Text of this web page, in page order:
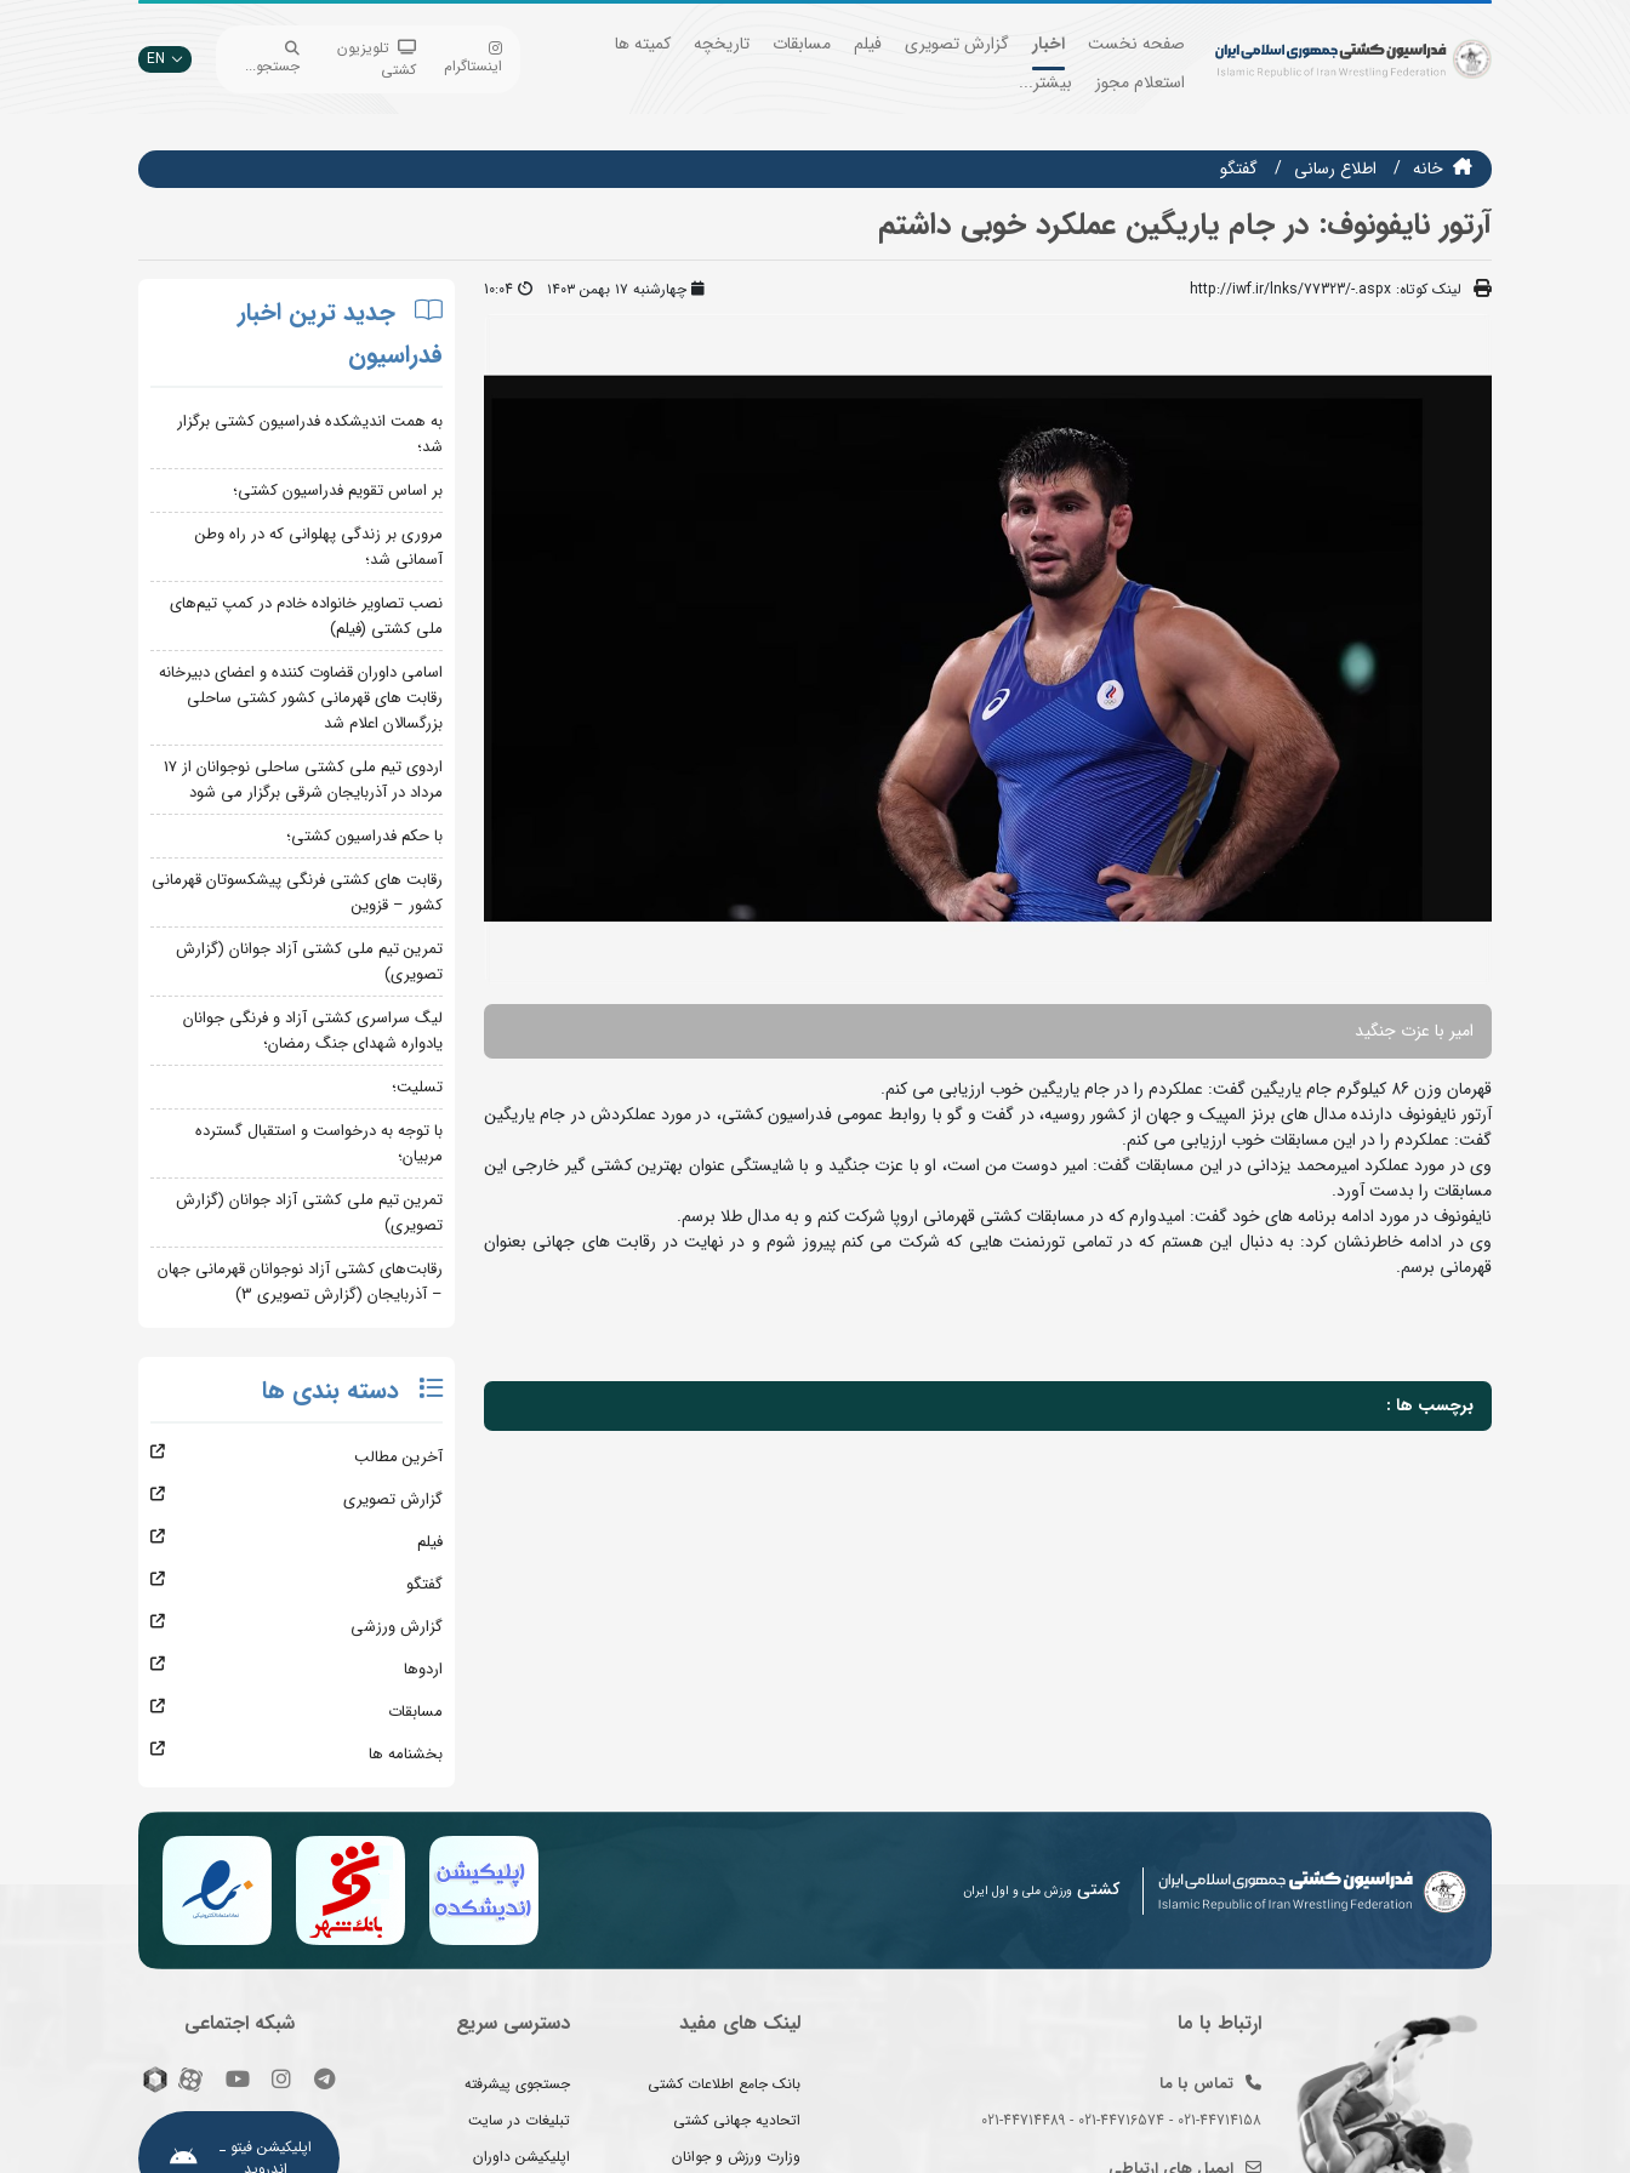
صفحه نخست اخبار گزارش تصویری فیلم مسابقات تاریخچه
کمیته ها
استعلام مجوز
بیشتر...
اینستاگرام
تلویزیون
کشتی
جستجو... EN
خانه اطلاع رسانی گفتگو
آرتور نایفونوف: در جام یاریگین عملکرد خوبی داشتم
لینک کوتاه: http://iwf.ir/lnks/77323/-.aspx چهارشنبه ۱۷ بهمن ۱۴۰۳ 10:04
امیر با عزت جنگید
قهرمان وزن 86 کیلوگرم جام یاریگین گفت: عملکردم را در جام یاریگین خوب ارزیابی می کنم.
آرتور نایفونوف دارنده مدال های برنز المپیک و جهان از کشور روسیه، در گفت و گو با روابط عمومی فدراسیون کشتی، در مورد عملکردش در جام یاریگین
گفت: عملکردم را در این مسابقات خوب ارزیابی می کنم.
وی در مورد عملکرد امیرمحمد یزدانی در این مسابقات گفت: امیر دوست من است، او با عزت جنگید و با شایستگی عنوان بهترین کشتی گیر خارجی این
مسابقات را بدست آورد.
نایفونوف در مورد ادامه برنامه های خود گفت: امیدوارم که در مسابقات کشتی قهرمانی اروپا شرکت کنم و به مدال طلا برسم.
وی در ادامه خاطرنشان کرد: به دنبال این هستم که در تمامی تورنمنت هایی که شرکت می کنم پیروز شوم و در نهایت در رقابت های جهانی بعنوان
قهرمانی برسم.
برچسب ها :
جدید ترین اخبار
فدراسیون
به همت اندیشکده فدراسیون کشتی برگزار
شد؛
بر اساس تقویم فدراسیون کشتی؛
مروری بر زندگی پهلوانی که در راه وطن
آسمانی شد؛
نصب تصاویر خانواده خادم در کمپ تیم‌های
ملی کشتی (فیلم)
اسامی داوران قضاوت کننده و اعضای دبیرخانه
رقابت های قهرمانی کشور کشتی ساحلی
بزرگسالان اعلام شد
اردوی تیم ملی کشتی ساحلی نوجوانان از 17
مرداد در آذربایجان شرقی برگزار می شود
با حکم فدراسیون کشتی؛
رقابت های کشتی فرنگی پیشکسوتان قهرمانی
کشور – قزوین
تمرین تیم ملی کشتی آزاد جوانان (گزارش
تصویری)
لیگ سراسری کشتی آزاد و فرنگی جوانان
یادواره شهدای جنگ رمضان؛
تسلیت؛
با توجه به درخواست و استقبال گسترده
مربیان؛
تمرین تیم ملی کشتی آزاد جوانان (گزارش
تصویری)
رقابت‌های کشتی آزاد نوجوانان قهرمانی جهان
– آذربایجان (گزارش تصویری 3)
دسته بندی ها
آخرین مطالب
گزارش تصویری
فیلم
گفتگو
گزارش ورزشی
اردوها
مسابقات
بخشنامه ها
کشتی ورزش ملی و اول ایران
ارتباط با ما
تماس با ما
021-44714158 - 021-44716574 - 021-44714489
لینک های مفید
بانک جامع اطلاعات کشتی
اتحادیه جهانی کشتی
وزارت ورزش و جوانان
دسترسی سریع
جستجوی پیشرفته
تبلیغات در سایت
اپلیکیشن داوران
شبکه اجتماعی
اپلیکیشن فیتو ـ